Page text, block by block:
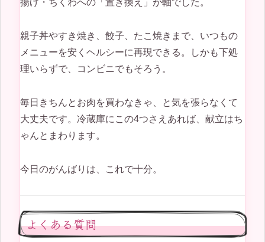
揚げ・ちくわへの「置き換え」が軸でした。
親子丼やすき焼き、餃子、たこ焼きまで、いつもの
メニューを安くヘルシーに再現できる。しかも下処
理いらずで、コンビニでもそろう。
毎日きちんとお肉を買わなきゃ、と気を張らなくて
大丈夫です。冷蔵庫にこの4つさえあれば、献立はち
ゃんとまわります。
今日のがんばりは、これで十分。
よくある質問